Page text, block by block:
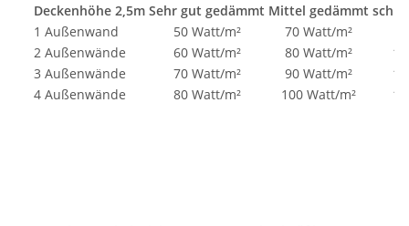
Deckenhöhe 2,5m Sehr gut gedämmt Mittel gedämmt
1 Außenwand
50 Watt/m² 70 Watt/m²
2 Außenwände
60 Watt/m² 80 Watt/m²
3 Außenwände
70 Watt/m² 90 Watt/m²
4 Außenwände
80 Watt/m² 100 Watt/m²